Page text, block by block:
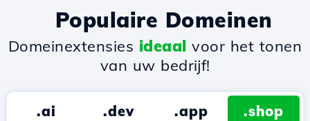
Populaire Domeinen
Domeinextensies ideaal voor het tonen
van uw bedrijf!
.ai .dev .app .shop